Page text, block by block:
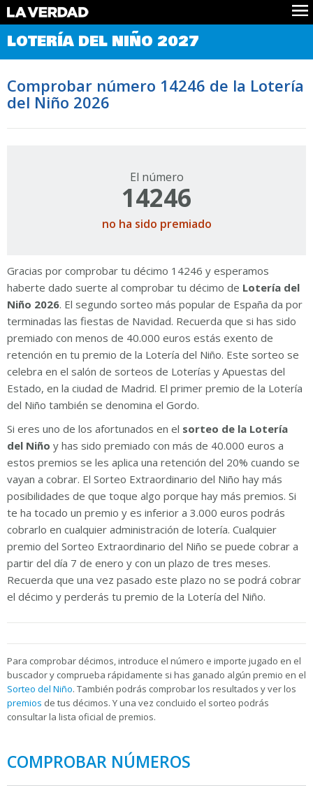
Comprobar Loteria del Niño
Premios
Noticias
Datos
Historia
LOTERÍA DEL NIÑO 2027
Comprobar número 14246 de la Lotería
del Niño 2026
El número
14246
no ha sido premiado
Gracias por comprobar tu décimo 14246 y esperamos
haberte dado suerte al comprobar tu décimo de Lotería del
Niño 2026. El segundo sorteo más popular de España da por
terminadas las fiestas de Navidad. Recuerda que si has sido
premiado con menos de 40.000 euros estás exento de
retención en tu premio de la Lotería del Niño. Este sorteo se
celebra en el salón de sorteos de Loterías y Apuestas del
Estado, en la ciudad de Madrid. El primer premio de la Lotería
del Niño también se denomina el Gordo.
Si eres uno de los afortunados en el sorteo de la Lotería
del Niño y has sido premiado con más de 40.000 euros a
estos premios se les aplica una retención del 20% cuando se
vayan a cobrar. El Sorteo Extraordinario del Niño hay más
posibilidades de que toque algo porque hay más premios. Si
te ha tocado un premio y es inferior a 3.000 euros podrás
cobrarlo en cualquier administración de lotería. Cualquier
premio del Sorteo Extraordinario del Niño se puede cobrar a
partir del día 7 de enero y con un plazo de tres meses.
Recuerda que una vez pasado este plazo no se podrá cobrar
el décimo y perderás tu premio de la Lotería del Niño.
Para comprobar décimos, introduce el número e importe jugado en el
buscador y comprueba rápidamente si has ganado algún premio en el
Sorteo del Niño. También podrás comprobar los resultados y ver los
premios de tus décimos. Y una vez concluido el sorteo podrás
consultar la lista oficial de premios.
COMPROBAR NÚMEROS